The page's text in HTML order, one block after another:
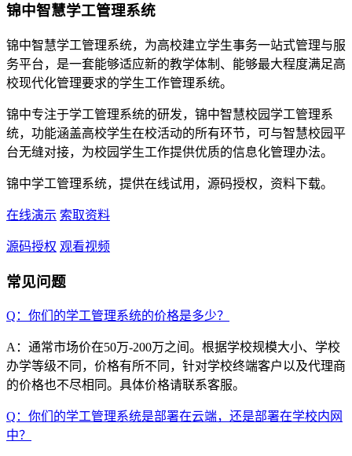
锦中智慧学工管理系统
锦中智慧学工管理系统，为高校建立学生事务一站式管理与服
务平台，是一套能够适应新的教学体制、能够最大程度满足高
校现代化管理要求的学生工作管理系统。
锦中专注于学工管理系统的研发，锦中智慧校园学工管理系
统，功能涵盖高校学生在校活动的所有环节，可与智慧校园平
台无缝对接，为校园学生工作提供优质的信息化管理办法。
锦中学工管理系统，提供在线试用，源码授权，资料下载。
在线演示 索取资料
源码授权 观看视频
常见问题
Q：你们的学工管理系统的价格是多少？
A：通常市场价在50万-200万之间。根据学校规模大小、学校
办学等级不同，价格有所不同，针对学校终端客户以及代理商
的价格也不尽相同。具体价格请联系客服。
Q：你们的学工管理系统是部署在云端，还是部署在学校内网
中？